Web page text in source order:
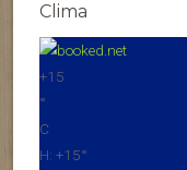
Clima
+15
°
C
H: +15°